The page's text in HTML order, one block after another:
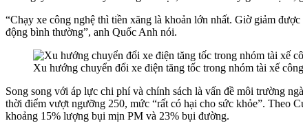
“Chạy xe công nghệ thì tiền xăng là khoản lớn nhất. Giờ giảm
động bình thường”, anh Quốc Anh nói.
Xu hướng chuyển đổi xe điện tăng tốc trong nhóm tài xế
Song song với áp lực chi phí và chính sách là vấn đề môi trường
thời điểm vượt ngưỡng 250, mức “rất có hại cho sức khỏe”. Theo
khoảng 15% lượng bụi mịn PM và 23% bụi đường.